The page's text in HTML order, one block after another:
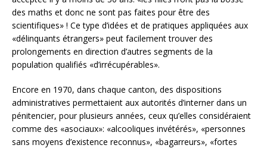
des maths et donc ne sont pas faites pour être des
scientifiques» ! Ce type d’idées et de pratiques appliquées aux
«délinquants étrangers» peut facilement trouver des
prolongements en direction d’autres segments de la
population qualifiés «d’irrécupérables».
Encore en 1970, dans chaque canton, des dispositions
administratives permettaient aux autorités d’interner dans un
pénitencier, pour plusieurs années, ceux qu’elles considéraient
comme des «asociaux»: «alcooliques invétérés», «personnes
sans moyens d’existence reconnus», «bagarreurs», «fortes